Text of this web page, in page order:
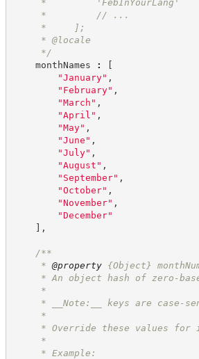
*         'FebInYourLang'
*         // ...
*     ];
* @locale
*/
monthNames
:
[
"January" ,
" February" ,
"March " ,
"April " ,
"May" ,
"June " ,
"July" ,
"August " ,
" September" ,
"October" ,
"November" ,
"December"
] ,
/**
* @property {Object}
* An object hash of zero-based
*
* __Note:__ keys are case-
*
* Override these values for
*
* Example: